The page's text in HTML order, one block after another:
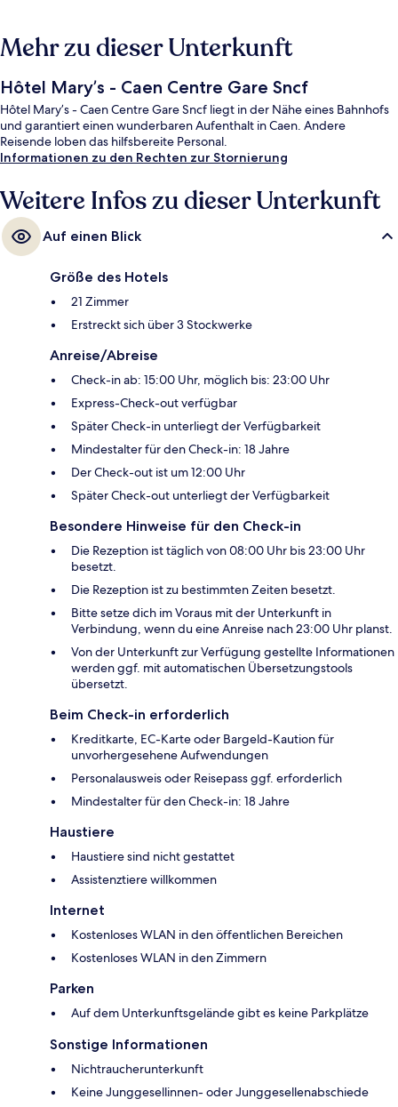
Mehr zu dieser Unterkunft
Hôtel Mary’s - Caen Centre Gare Sncf
Hôtel Mary’s - Caen Centre Gare Sncf liegt in der Nähe eines Bahnhofs
und garantiert einen wunderbaren Aufenthalt in Caen. Andere
Reisende loben das hilfsbereite Personal.
Informationen zu den Rechten zur Stornierung
Weitere Infos zu dieser Unterkunft
Auf einen Blick
Größe des Hotels
21 Zimmer
Erstreckt sich über 3 Stockwerke
Anreise/Abreise
Check-in ab: 15:00 Uhr, möglich bis: 23:00 Uhr
Express-Check-out verfügbar
Später Check-in unterliegt der Verfügbarkeit
Mindestalter für den Check-in: 18 Jahre
Der Check-out ist um 12:00 Uhr
Später Check-out unterliegt der Verfügbarkeit
Besondere Hinweise für den Check-in
Die Rezeption ist täglich von 08:00 Uhr bis 23:00 Uhr
besetzt.
Die Rezeption ist zu bestimmten Zeiten besetzt.
Bitte setze dich im Voraus mit der Unterkunft in
Verbindung, wenn du eine Anreise nach 23:00 Uhr planst.
Von der Unterkunft zur Verfügung gestellte Informationen
werden ggf. mit automatischen Übersetzungstools
übersetzt.
Beim Check-in erforderlich
Kreditkarte, EC-Karte oder Bargeld-Kaution für
unvorhergesehene Aufwendungen
Personalausweis oder Reisepass ggf. erforderlich
Mindestalter für den Check-in: 18 Jahre
Haustiere
Haustiere sind nicht gestattet
Assistenztiere willkommen
Internet
Kostenloses WLAN in den öffentlichen Bereichen
Kostenloses WLAN in den Zimmern
Parken
Auf dem Unterkunftsgelände gibt es keine Parkplätze
Sonstige Informationen
Nichtraucherunterkunft
Keine Junggesellinnen- oder Junggesellenabschiede